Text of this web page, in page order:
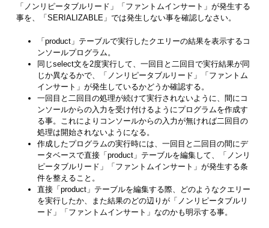
「ノンリピータブルリード」「ファントムインサート」が発生する
事を、「SERIALIZABLE」では発生しない事を確認しなさい。
「product」テーブルで実行したクエリーの結果を表示するコ
ンソールプログラム。
同じselect文を2度実行して、一回目と二回目で実行結果が同
じか異なるかで、「ノンリピータブルリード」「ファントム
インサート」が発生しているかどうか確認する。
一回目と二回目の処理が続けて実行されないように、間にコ
ンソールからの入力を受け付けるようにプログラムを作成す
る事。これによりコンソールからの入力が無ければ二回目の
処理は開始されないようになる。
作成したプログラムの実行時には、一回目と二回目の間にデ
ータベースで直接「product」テーブルを編集して、「ノンリ
ピータブルリード」「ファントムインサート」が発生する条
件を整えること。
直接「product」テーブルを編集する際、どのようなクエリー
を実行したか、また結果のどの辺りが「ノンリピータブルリ
ード」「ファントムインサート」なのかも明示する事。